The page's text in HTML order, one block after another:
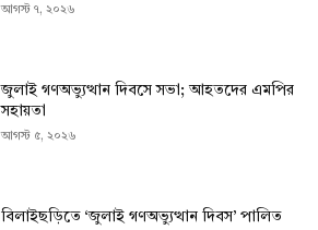
আগস্ট ৭, ২০২৬
জুলাই গণঅভ্যুত্থান দিবসে সভা; আহতদের এমপির
সহায়তা
আগস্ট ৫, ২০২৬
বিলাইছড়িতে ‘জুলাই গণঅভ্যুত্থান দিবস’ পালিত